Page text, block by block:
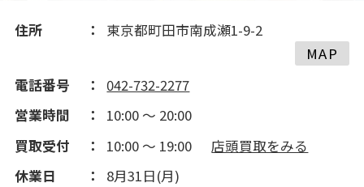
2015(288)
2014(300)
住所
東京都町田市南成瀬1-9-2
MAP
電話番号
042-732-2277
営業時間
10:00 ～ 20:00
買取受付
10:00 ～ 19:00
店頭買取をみる
休業日
8月31日(月)